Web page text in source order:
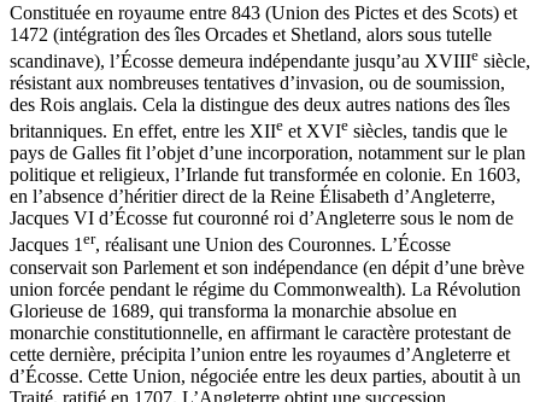
Constituée en royaume entre 843 (Union des Pictes et des Scots) et
1472 (intégration des îles Orcades et Shetland, alors sous tutelle
scandinave), l’Écosse demeura indépendante jusqu’au XVIIIe siècle,
résistant aux nombreuses tentatives d’invasion, ou de soumission,
des Rois anglais. Cela la distingue des deux autres nations des îles
britanniques. En effet, entre les XIIe et XVIe siècles, tandis que le
pays de Galles fit l’objet d’une incorporation, notamment sur le plan
politique et religieux, l’Irlande fut transformée en colonie. En 1603,
en l’absence d’héritier direct de la Reine Élisabeth d’Angleterre,
Jacques VI d’Écosse fut couronné roi d’Angleterre sous le nom de
Jacques 1er, réalisant une Union des Couronnes. L’Écosse
conservait son Parlement et son indépendance (en dépit d’une brève
union forcée pendant le régime du Commonwealth). La Révolution
Glorieuse de 1689, qui transforma la monarchie absolue en
monarchie constitutionnelle, en affirmant le caractère protestant de
cette dernière, précipita l’union entre les royaumes d’Angleterre et
d’Écosse. Cette Union, négociée entre les deux parties, aboutit à un
Traité, ratifié en 1707. L’Angleterre obtint une succession